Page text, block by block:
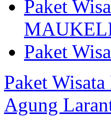
Paket
Paket
Paket
Agung